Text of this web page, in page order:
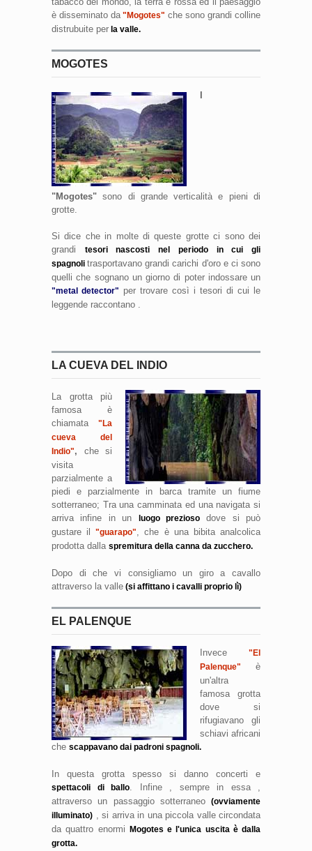
è disseminato da "Mogotes" che sono grandi colline
distrubuite per la valle.
MOGOTES
I
"Mogotes"sono di grande verticalità e pieni di
grotte.
Si dice che in molte di queste grotte ci sono dei
grandi tesori nascosti nel periodo in cui gli
spagnolitrasportavano grandi carichi d'oro e ci sono
quelli che sognano un giorno di poter indossare un
"metal detector" per trovare così i tesori di cui le
leggende raccontano .
LA CUEVA DEL INDIO
La grotta più
famosa è
chiamata "La
cueva del
Indio", che si
visita
parzialmente a
piedi e parzialmente in barca tramite un fiume
sotterraneo; Tra una camminata ed una navigata si
arriva infine in un luogo preziosodove si può
gustare il"guarapo"
, che è una bibita analcolica
prodotta dalla spremitura della canna da zucchero.
Dopo di che vi consigliamo un giro a cavallo
attraverso la valle (si affittano i cavalli proprio lì)
EL PALENQUE
Invece "El
Palenque"
è
un'altra
famosa grotta
dove si
rifugiavano gli
schiavi africani
che scappavano dai padroni spagnoli.
In questa grotta spesso si danno concerti e
spettacoli di ballo . Infine , sempre in essa ,
attraverso un passaggio sotterraneo (ovviamente
illuminato) , si arriva in una piccola valle circondata
da quattro enormi Mogotes e l'unica uscita è dalla
grotta.